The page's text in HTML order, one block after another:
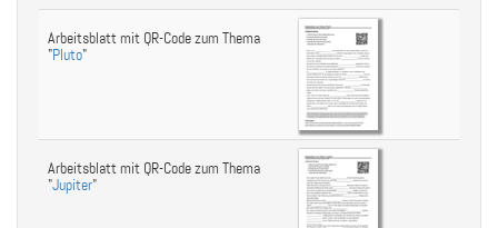
Arbeitsblatt mit QR-Code zum Thema
"Pluto"
Arbeitsblatt mit QR-Code zum Thema
"Jupiter"